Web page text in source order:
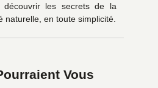
découvrir les secrets de la
naturelle, en toute simplicité.
Vous